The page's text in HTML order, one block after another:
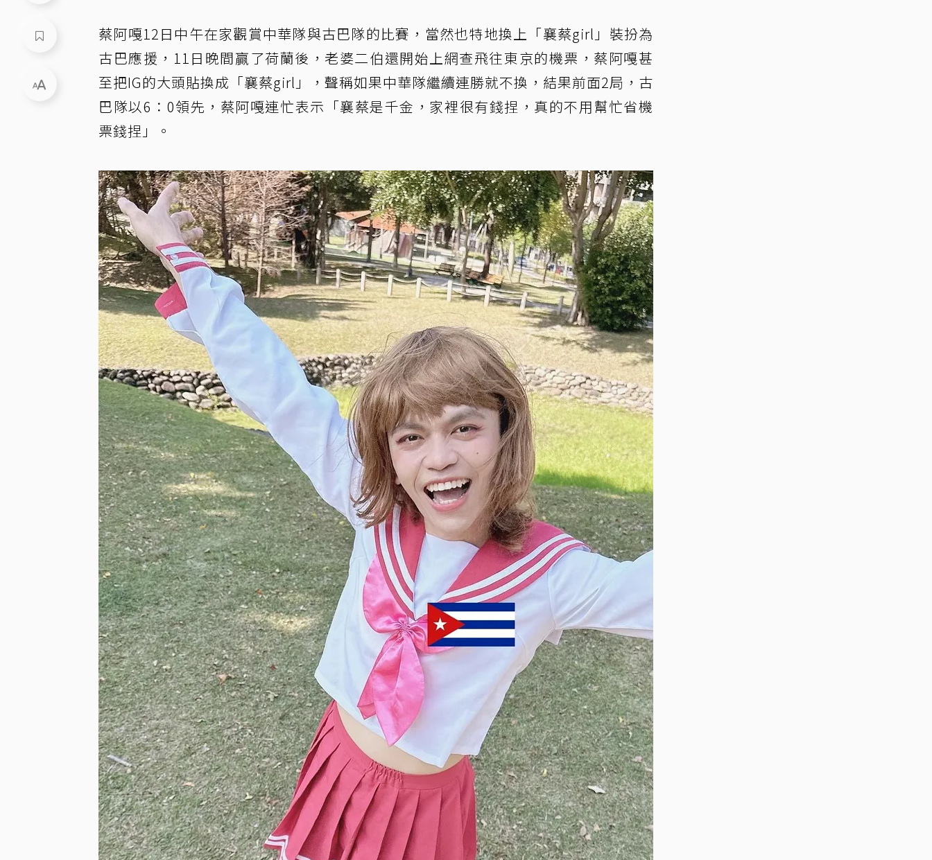
蔡阿嘎12日中午在家觀賞中華隊與古巴隊的比賽，當然也特地換上「襄蔡girl」裝扮為
古巴應援，11日晚間贏了荷蘭後，老婆二伯還開始上網查飛往東京的機票，蔡阿嘎甚
至把IG的大頭貼換成「襄蔡girl」，聲稱如果中華隊繼續連勝就不換，結果前面2局，古
巴隊以6：0領先，蔡阿嘎連忙表示「襄蔡是千金，家裡很有錢捏，真的不用幫忙省機
票錢捏」。